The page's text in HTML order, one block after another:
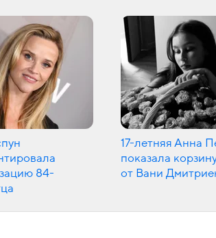
84-
17-летняя Анна
показала
от Вани